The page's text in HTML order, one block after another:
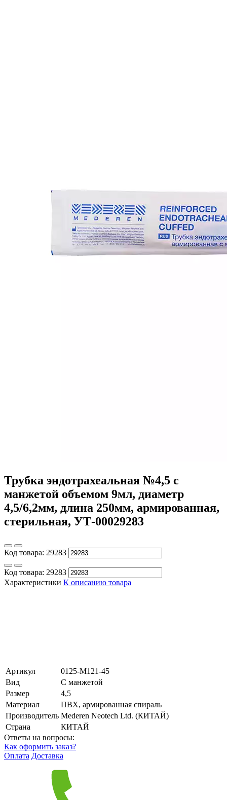
Трубка эндотрахеальная №4,5 с
манжетой объемом 9мл, диаметр
4,5/6,2мм, длина 250мм, армированная,
стерильная, УТ-00029283
Код товара: 29283
Код товара: 29283
Характеристики К описанию товара
Артикул
0125-М121-45
Вид
С манжетой
Размер
4,5
Материал
ПВХ, армированная спираль
Производитель Mederen Neotech Ltd. (КИТАЙ)
Страна
КИТАЙ
Ответы на вопросы:
Как оформить заказ?
Оплата Доставка